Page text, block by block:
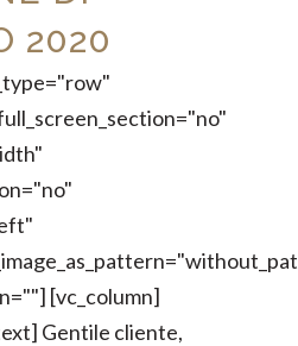
2020
[vc_column]
Gentile cliente,